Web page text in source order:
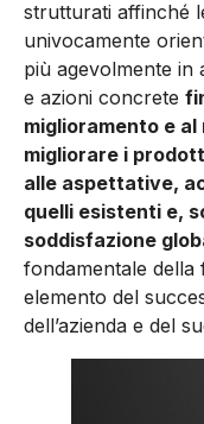
strutturati affinché
univocamente
più agevolmente in
e azioni concrete
miglioramento e
migliorare i
alle aspettative,
quelli esistenti e,
soddisfazione
fondamentale della
elemento del
dell’azienda e del